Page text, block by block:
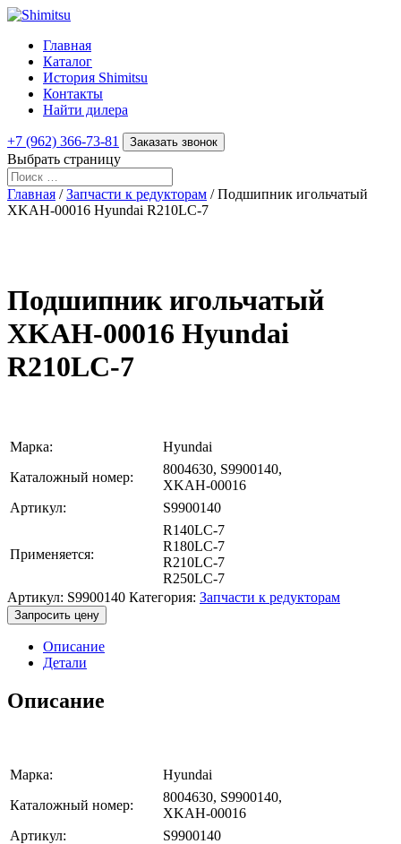
Главная
Каталог
История Shimitsu
Контакты
Найти дилера
+7 (962) 366-73-81 Заказать звонок
Выбрать страницу
Главная /Запчасти к редукторам / Подшипник игольчатый
XKAH-00016 Hyundai R210LC-7
Подшипник игольчатый
XKAH-00016 Hyundai
R210LC-7
Марка:
Hyundai
Каталожный номер:
8004630, S9900140,
XKAH-00016
Артикул:
S9900140
Применяется:
R140LC-7
R180LC-7
R210LC-7
R250LC-7
Артикул: S9900140 Категория: Запчасти к редукторам
Запросить цену
Описание
Детали
Описание
Марка:
Hyundai
Каталожный номер:
8004630, S9900140,
XKAH-00016
Артикул:
S9900140